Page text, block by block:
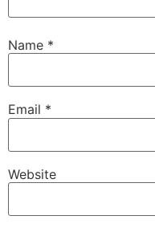
Name *
Email *
Website